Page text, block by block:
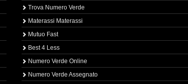
Trova Numero Verde
Materassi Materassi
Mutuo Fast
Best 4 Less
Numero Verde Online
Numero Verde Assegnato